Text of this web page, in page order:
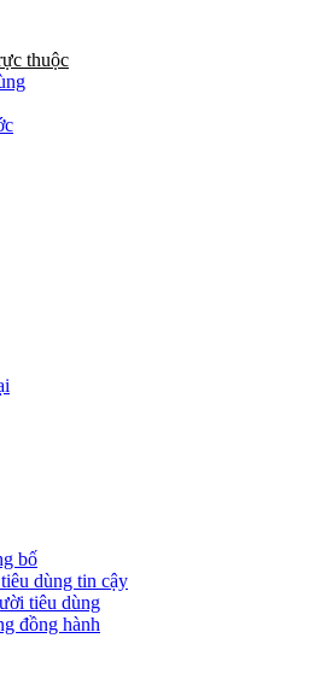
thuộc
bố
dùng tin cậy
tiêu dùng
đồng hành